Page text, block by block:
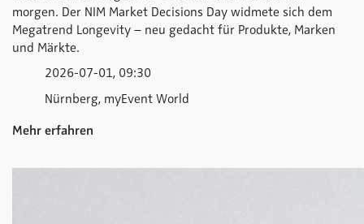
morgen. Der NIM Market Decisions Day widmete sich dem
Megatrend Longevity – neu gedacht für Produkte, Marken
und Märkte.
2026-07-01, 09:30
Nürnberg, myEvent World
Mehr erfahren